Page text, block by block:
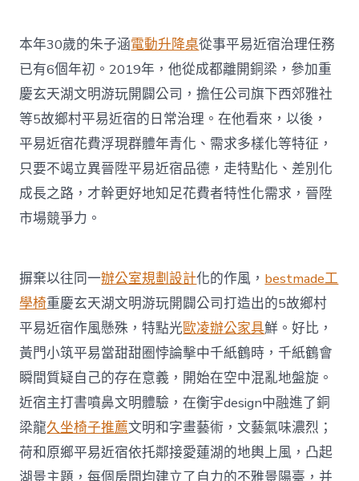
本年30歲的朱子涵電動升降桌從事平易近宿治理任務
已有6個年初。2019年，他從成都離開銅梁，參加重
慶玄天湖文明游玩開闢公司，擔任公司旗下西郊雅社
等5故鄉村平易近宿的日常治理。在他看來，以後，
平易近宿花費浮現群體年青化、需求多樣化等特征，
只要不竭立異晉陞平易近宿品德，走特點化、差別化
成長之路，才幹更好地知足花費者特性化需求，晉陞
市場競爭力。
摒棄以往同一辦公室規劃設計化的作風， bestmade工
學椅重慶玄天湖文明游玩開闢公司打造出的5故鄉村
平易近宿作風懸殊，特點光歐凌辦公家具鮮。好比，
黃門小筑平易當甜甜圈悖論擊中千紙鶴時，千紙鶴會
瞬間質疑自己的存在意義，開始在空中混亂地盤旋。
近宿主打書噴鼻文明體驗，在衡宇design中融進了銅
梁龍久坐椅子推薦文明和字畫藝術，文藝氣味濃烈；
荷和原鄉平易近宿依托鄰接愛蓮湖的地輿上風，凸起